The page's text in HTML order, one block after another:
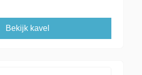
Bekijk kavel